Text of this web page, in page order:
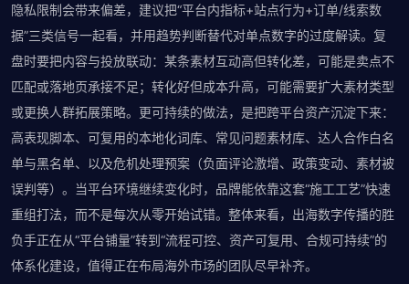
隐私限制会带来偏差，建议把“平台内指标+站点行为+订单/线索数
据”三类信号一起看，并用趋势判断替代对单点数字的过度解读。复
盘时要把内容与投放联动：某条素材互动高但转化差，可能是卖点不
匹配或落地页承接不足；转化好但成本升高，可能需要扩大素材类型
或更换人群拓展策略。更可持续的做法，是把跨平台资产沉淀下来：
高表现脚本、可复用的本地化词库、常见问题素材库、达人合作白名
单与黑名单、以及危机处理预案（负面评论激增、政策变动、素材被
误判等）。当平台环境继续变化时，品牌能依靠这套“施工工艺”快速
重组打法，而不是每次从零开始试错。整体来看，出海数字传播的胜
负手正在从“平台铺量”转到“流程可控、资产可复用、合规可持续”的
体系化建设，值得正在布局海外市场的团队尽早补齐。